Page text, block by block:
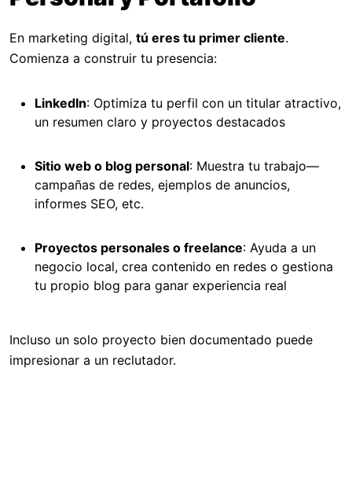
En marketing digital, tú eres tu primer cliente.
Comienza a construir tu presencia:
LinkedIn: Optimiza tu perfil con un titular atractivo,
un resumen claro y proyectos destacados
Sitio web o blog personal: Muestra tu trabajo—
campañas de redes, ejemplos de anuncios,
informes SEO, etc.
Proyectos personales o freelance: Ayuda a un
negocio local, crea contenido en redes o gestiona
tu propio blog para ganar experiencia real
Incluso un solo proyecto bien documentado puede
impresionar a un reclutador.